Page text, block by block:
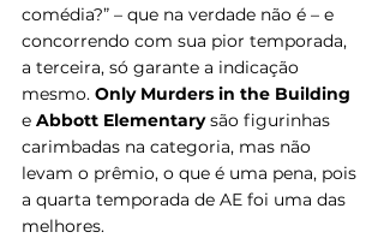
comédia?” – que na verdade não é – e
concorrendo com sua pior temporada,
a terceira, só garante a indicação
mesmo. Only Murders in the Building
e Abbott Elementary são figurinhas
carimbadas na categoria, mas não
levam o prêmio, o que é uma pena, pois
a quarta temporada de AE foi uma das
melhores.